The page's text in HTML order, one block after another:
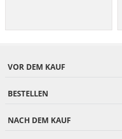
VOR DEM KAUF
BESTELLEN
NACH DEM KAUF